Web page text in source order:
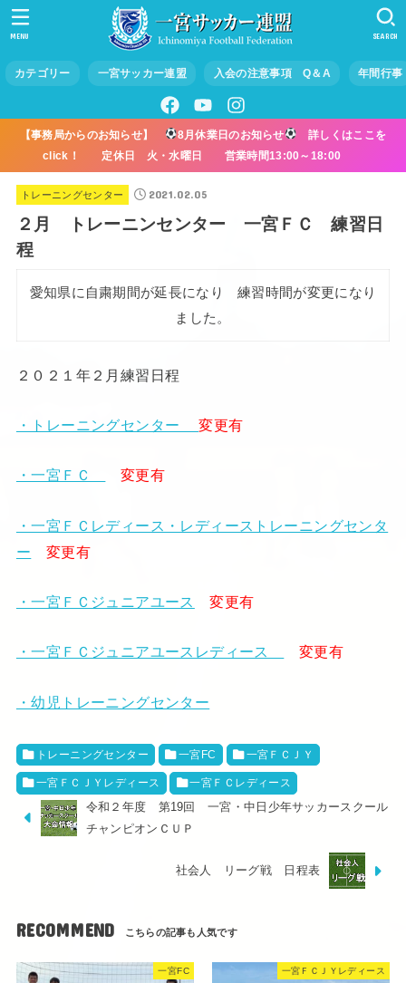
カテゴリー 一宮サッカー連盟 入会の注意事項 Q＆A 年間行事
SEARCH
MENU
【事務局からのお知らせ】 8月休業日のお知らせ
詳しくはここを
click！ 定休日 火・水曜日 営業時間13:00～18:00
トレーニングセンター 2021.02.05
２月 トレーニンセンター 一宮ＦＣ 練習日
程
愛知県に自粛期間が延長になり 練習時間が変更になり
ました。
２０２１年２月練習日程
・トレーニングセンター変更有
・一宮ＦＣ 変更有
・一宮ＦＣレディース・レディーストレーニングセンタ
ー
変更有
・一宮ＦＣジュニアユース 変更有
・一宮ＦＣジュニアユースレディース 変更有
・幼児トレーニングセンター
トレーニングセンター 一宮FC 一宮ＦＣＪＹ
一宮ＦＣＪＹレディース 一宮ＦＣレディース
令和２年度 第19回 一宮・中日少年サッカースクール
チャンピオンＣＵＰ
社会人 リーグ戦 日程表
RECOMMEND
一宮FC 一宮ＦＣＪＹレディース